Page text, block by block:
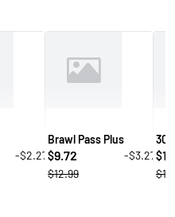
-$2.27
Brawl Pass Plus
$9.72
-$3.27
$12.99
30
$